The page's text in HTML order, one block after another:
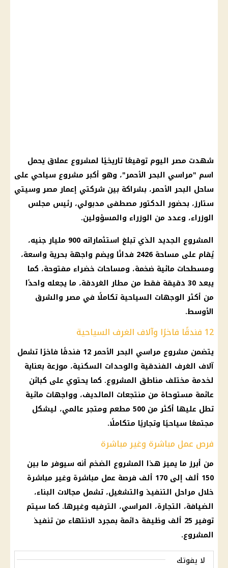
شهدت مصر اليوم توقيعًا تاريخيًا لمشروع عملاق يحمل
اسم "مراسي البحر الأحمر"، وهو أكبر مشروع سياحي على
ساحل البحر الأحمر، بشراكة بين شركتي إعمار مصر وسيتي
ستارز، بحضور الدكتور مصطفى مدبولي، رئيس مجلس
الوزراء، وعدد من الوزراء والمسؤولين.
المشروع الجديد الذي تبلغ استثماراته 900 مليار جنيه،
يُقام على مساحة 2426 فدانًا ويضم واجهة بحرية واسعة،
ومسطحات مائية ضخمة، ومساحات خضراء مفتوحة، كما
يبعد 30 دقيقة فقط من مطار الغردقة، ما يجعله واحدًا
من أكثر الوجهات السياحية تكاملًا في مصر والشرق
الأوسط.
12 فندقًا فاخرًا وآلاف الغرف السياحية
يتضمن مشروع مراسي البحر الأحمر 12 فندقًا فاخرًا تشمل
آلاف الغرف الفندقية والوحدات السكنية، موزعة بعناية
لخدمة مختلف مناطق المشروع. كما يحتوي على كبائن
عائمة مستوحاة من منتجعات المالديف، وواجهات مائية
تطل عليها أكثر من 500 مطعم ومتجر عالمي، ليشكل
مجتمعًا سياحيًا وتجاريًا متكاملًا.
فرص عمل مباشرة وغير مباشرة
من أبرز ما يميز هذا المشروع الضخم أنه سيوفر ما بين
150 ألف إلى 170 ألف فرصة عمل مباشرة وغير مباشرة
خلال مراحل التنفيذ والتشغيل، تشمل مجالات البناء،
الضيافة، التجارة، المراسي، الترفيه وغيرها. كما سيتم
توفير 25 ألف وظيفة دائمة بمجرد الانتهاء من تنفيذ
المشروع.
لا يفوتك